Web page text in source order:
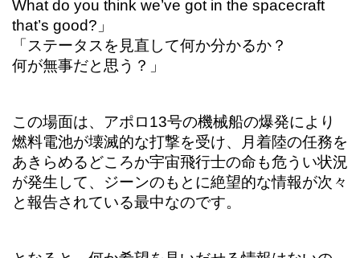
What do you think we’ve got in the spacecraft
that’s good?」
「ステータスを見直して何か分かるか？
何が無事だと思う？」
この場面は、アポロ13号の機械船の爆発により
燃料電池が壊滅的な打撃を受け、月着陸の任務を
あきらめるどころか宇宙飛行士の命も危うい状況
が発生して、ジーンのもとに絶望的な情報が次々
と報告されている最中なのです。